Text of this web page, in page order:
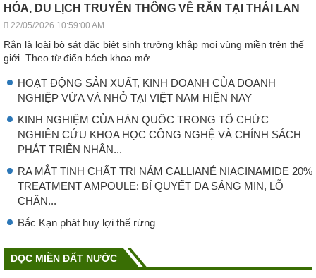
HÓA, DU LỊCH TRUYỀN THÔNG VỀ RẮN TẠI THÁI LAN
22/05/2026 10:59:00 AM
Rắn là loài bò sát đặc biệt sinh trưởng khắp mọi vùng miền trên thế
giới. Theo từ điển bách khoa mở...
HOẠT ĐỘNG SẢN XUẤT, KINH DOANH CỦA DOANH
NGHIỆP VỪA VÀ NHỎ TẠI VIỆT NAM HIỆN NAY
KINH NGHIỆM CỦA HÀN QUỐC TRONG TỔ CHỨC
NGHIÊN CỨU KHOA HỌC CÔNG NGHỆ VÀ CHÍNH SÁCH
PHÁT TRIỂN NHÂN...
RA MẮT TINH CHẤT TRỊ NÁM CALLIANÉ NIACINAMIDE 20%
TREATMENT AMPOULE: BÍ QUYẾT DA SÁNG MỊN, LỖ
CHÂN...
Bắc Kạn phát huy lợi thế rừng
DỌC MIỀN ĐẤT NƯỚC